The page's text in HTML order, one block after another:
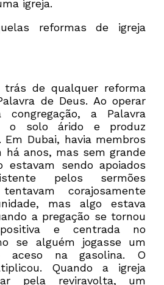
igreja.
reformas de igreja
de qualquer reforma
de Deus. Ao operar
a Palavra
o solo árido e produz
Dubai, havia membros
anos, mas sem grande
estavam sendo apoiados
pelos sermões
corajosamente
mas algo estava
a pregação se tornou
e centrada no
se alguém jogasse um
aceso na gasolina. O
Quando a igreja
pela reviravolta, um